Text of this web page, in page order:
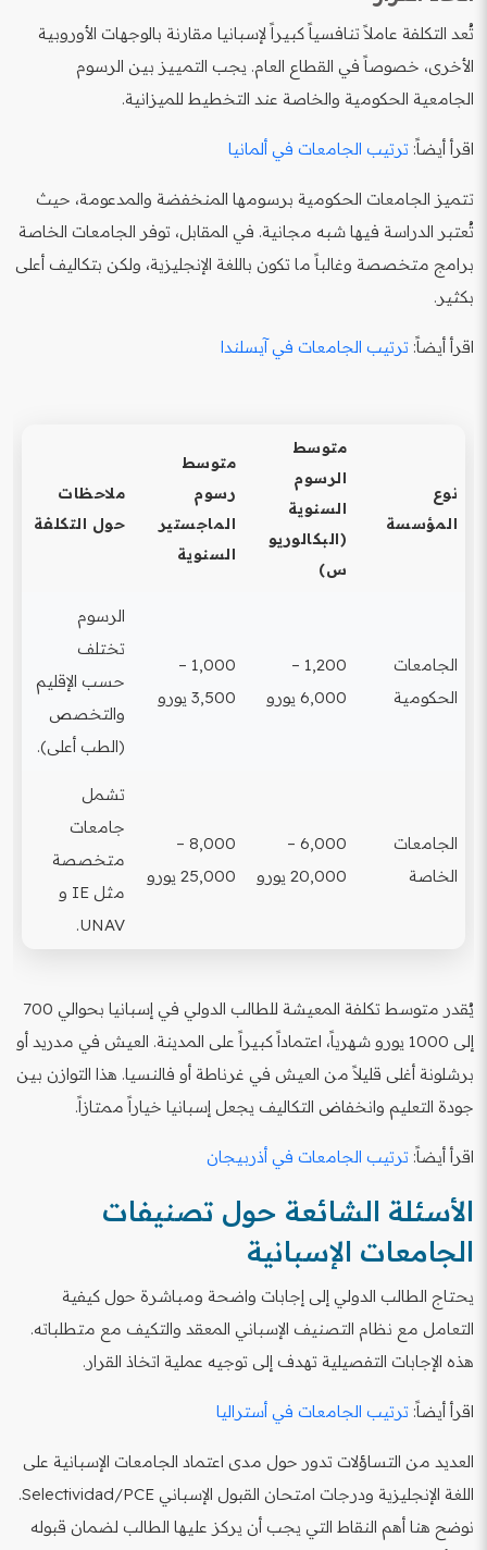
تُعد التكلفة عاملاً تنافسياً كبيراً لإسبانيا مقارنة بالوجهات الأوروبية
الأخرى، خصوصاً في القطاع العام. يجب التمييز بين الرسوم
الجامعية الحكومية والخاصة عند التخطيط للميزانية.
اقرأ أيضاً: ترتيب الجامعات في ألمانيا
تتميز الجامعات الحكومية برسومها المنخفضة والمدعومة، حيث
تُعتبر الدراسة فيها شبه مجانية. في المقابل، توفر الجامعات الخاصة
برامج متخصصة وغالباً ما تكون باللغة الإنجليزية، ولكن بتكاليف أعلى
بكثير.
اقرأ أيضاً: ترتيب الجامعات في آيسلندا
نوع
المؤسسة
متوسط
الرسوم
السنوية
(البكالوريو
س)
متوسط
رسوم
الماجستير
السنوية
ملاحظات
حول التكلفة
الجامعات
الحكومية
1,200 –
6,000 يورو
1,000 –
3,500 يورو
الرسوم
تختلف
حسب الإقليم
والتخصص
(الطب أعلى).
الجامعات
الخاصة
6,000 –
20,000 يورو
8,000 –
25,000 يورو
تشمل
جامعات
متخصصة
مثل IE و
UNAV.
يُقدر متوسط تكلفة المعيشة للطالب الدولي في إسبانيا بحوالي 700
إلى 1000 يورو شهرياً، اعتماداً كبيراً على المدينة. العيش في مدريد أو
برشلونة أغلى قليلاً من العيش في غرناطة أو فالنسيا. هذا التوازن بين
جودة التعليم وانخفاض التكاليف يجعل إسبانيا خياراً ممتازاً.
اقرأ أيضاً: ترتيب الجامعات في أذربيجان
الأسئلة الشائعة حول تصنيفات
الجامعات الإسبانية
يحتاج الطالب الدولي إلى إجابات واضحة ومباشرة حول كيفية
التعامل مع نظام التصنيف الإسباني المعقد والتكيف مع متطلباته.
هذه الإجابات التفصيلية تهدف إلى توجيه عملية اتخاذ القرار.
اقرأ أيضاً: ترتيب الجامعات في أستراليا
العديد من التساؤلات تدور حول مدى اعتماد الجامعات الإسبانية على
اللغة الإنجليزية ودرجات امتحان القبول الإسباني Selectividad/PCE.
نوضح هنا أهم النقاط التي يجب أن يركز عليها الطالب لضمان قبوله